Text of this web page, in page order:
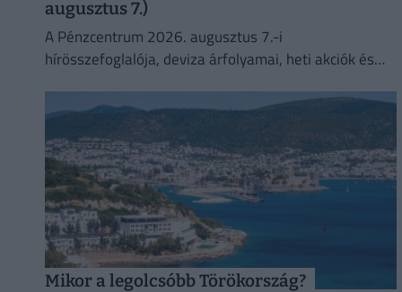
augusztus 7.)
A Pénzcentrum 2026. augusztus 7.-i
hírösszefoglalója, deviza árfolyamai, heti akciók és
Mikor a legolcsóbb Törökország?